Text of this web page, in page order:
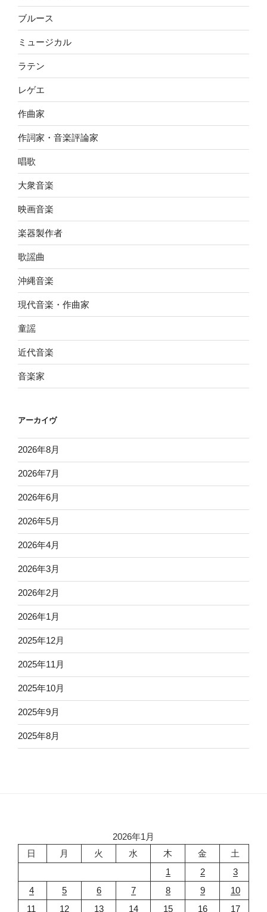
ブルース
ミュージカル
ラテン
レゲエ
作曲家
作詞家・音楽評論家
唱歌
大衆音楽
映画音楽
楽器製作者
歌謡曲
沖縄音楽
現代音楽・作曲家
童謡
近代音楽
音楽家
アーカイヴ
2026年8月
2026年7月
2026年6月
2026年5月
2026年4月
2026年3月
2026年2月
2026年1月
2025年12月
2025年11月
2025年10月
2025年9月
2025年8月
2026年1月
日
月 火 水 木 金
土
1
2
3
4
5 6 7 8 9
10
11
12 13 14 15 16 17